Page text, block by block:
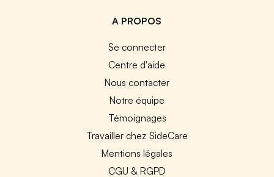
A PROPOS
Se connecter
Centre d'aide
Nous contacter
Notre équipe
Témoignages
Travailler chez SideCare
Mentions légales
CGU & RGPD